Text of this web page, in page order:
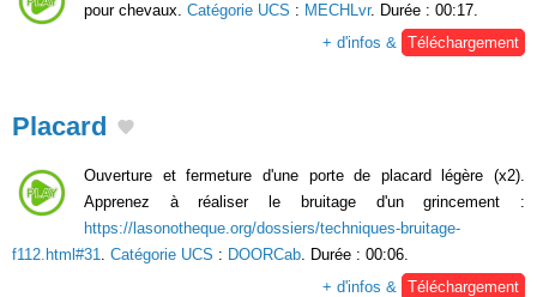
pour chevaux. Catégorie UCS : MECHLvr. Durée : 00:17.
+ d'infos & Téléchargement
Placard
Ouverture et fermeture d'une porte de placard légère (x2).
Apprenez à réaliser le bruitage d'un grincement :
https://lasonotheque.org/dossiers/techniques-bruitage-
f112.html#31. Catégorie UCS : DOORCab. Durée : 00:06.
+ d'infos & Téléchargement